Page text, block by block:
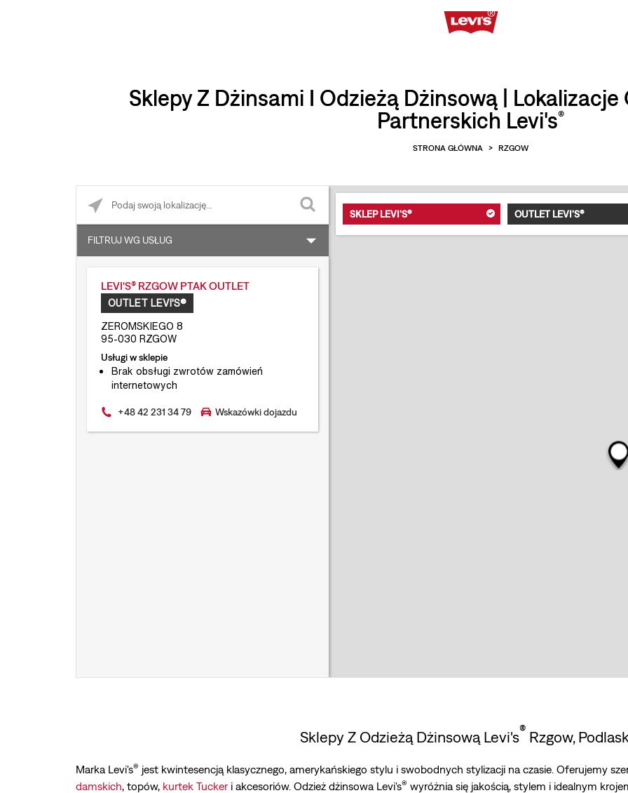
Sklepy Z Dżinsami I Odzieżą Dżinsową |
Partnerskich Levi's®
STRONA GŁÓWNA > RZGOW
FILTRUJ WG USŁUG
Levi's® Tailor Shop
LEVI'S® RZGOW PTAK OUTLET
OUTLET LEVI'S®
ZEROMSKIEGO 8
95-030 RZGOW
Usługi w sklepie
Brak obsługi zwrotów zamówień
internetowych
+48 42 231 34 79 Wskazówki dojazdu
SKLEP LEVI'S® OUTLET LEVI'S®
Sklepy Z Odzieżą Dżinsową Levi's® Rzgow,
Marka Levi's® jest kwintesencją klasycznego, amerykańskiego stylu i swobodnych stylizacji na czasie. Oferujemy
damskich, topów, kurtek Tuckeri akcesoriów. Odzież dżinsowa Levi's® wyróżnia się jakością, stylem i idealnym